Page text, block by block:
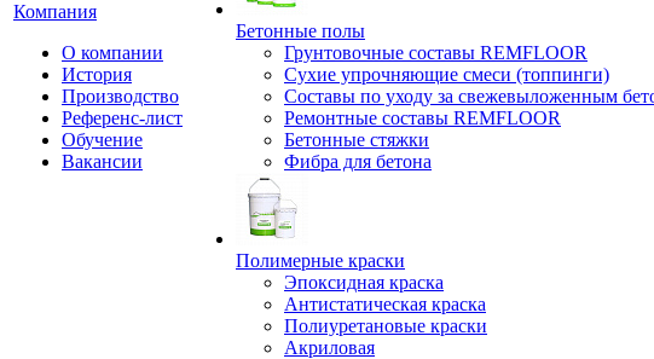
Компания
О компании
История
Производство
Референс-лист
Обучение
Вакансии
Бетонные полы
Грунтовочные составы REMFLOOR
Сухие упрочняющие смеси (топпинги)
Составы по уходу за свежевыложенным
Ремонтные составы REMFLOOR
Бетонные стяжки
Фибра для бетона
Полимерные краски
Эпоксидная краска
Антистатическая краска
Полиуретановые краски
Акриловая